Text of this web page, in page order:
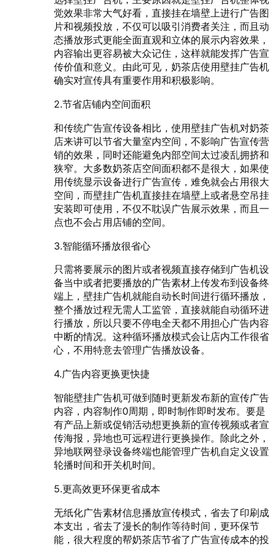
觉效果非常大气好看，直接挂在墙壁上进行广告图
片和视频投放，不仅可以吸引消费者关注，而且动
态播放形式更能全面直观和立体的展示内容效果，
内容输出更容易被大众记住，这样就能发挥广告宣
传价值和意义。由此可见，奶茶店使用壁挂广告机
确实对宣传具有重要作用和积极影响。
2.节省店铺内空间面积
和传统广告宣传设备相比，使用壁挂广告机对奶茶
店来讲可以节省大量室内空间，不影响广告宣传营
销的效果，同时还能避免内部空间太过凌乱拥挤和
狭窄。大多数奶茶店空间面积都不是很大，如果使
用传统显示设备进行广告宣传，难免就会占用很大
空间，而壁挂广告机直接挂在墙壁上或者悬空吊挂
安装即可使用，不仅不耽误广告展示效果，而且一
点也不会占用店铺的空间。
3.智能循环播放很省心
只需将要展示的图片或者视频直接存储到广告机设
备当中或者把要播放的广告素材上传发布到设备终
端上，壁挂广告机就能自动长时间进行循环播放，
整个播放过程无需人工监管，直接就能自动循环进
行播放，所以只要不停电全天都不用担心广告内容
中断的情况。这种循环播放模式会让店内工作很省
心，不用特意去管理广告播放设备。
4.广告内容更换更快捷
智能壁挂广告机可做到随时更新发布新的宣传广告
内容，内容制作0周期，即时制作即时发布。要是
有产品上新或促销活动想更换新的宣传视频或者宣
传海报，异地也可远程进行更换操作。除此之外，
异地联网登录设备终端也能管理广告机自定义设置
轮播时间和开关机时间。
5.更高效更环保更省成本
无纸化广告素材信息播放宣传模式，省去了印刷成
本支出，省去了漫长的制作等待时间，更环保节
能，很大程度的帮奶茶店节省了广告宣传成本的投